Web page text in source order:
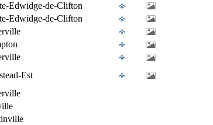
Edwidge-de-Clifton
Edwidge-de-Clifton
Est